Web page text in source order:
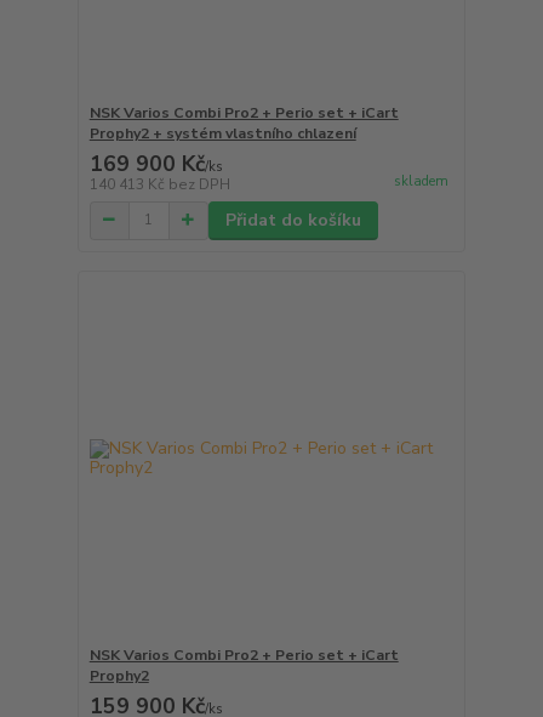
NSK Varios Combi Pro2 + Perio set + iCart
Prophy2 + systém vlastního chlazení
169 900 Kč/ks
140 413 Kč bez DPH skladem
Přidat do košíku
NSK Varios Combi Pro2 + Perio set + iCart
Prophy2
159 900 Kč/ks